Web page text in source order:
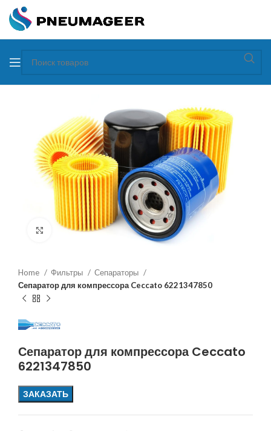
Увеличить
Home Фильтры
Сепараторы
Сепаратор для компрессора Ceccato 6221347850
Сепаратор для компрессора Ceccato
6221347850
ЗАКАЗАТЬ